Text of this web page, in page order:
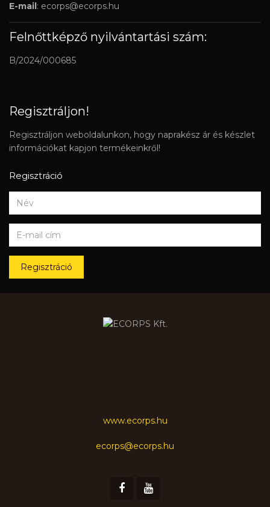
E-mail: ecorps@ecorps.hu
Felnőttképző nyilvántartási szám:
B/2024/000685
Regisztráljon!
Regisztráljon weboldalunkon, hogy naprakész ár és készlet
információkat kapjon termékeinkről!
Regisztráció
Regisztráció
www.ecorps.hu
ecorps@ecorps.hu